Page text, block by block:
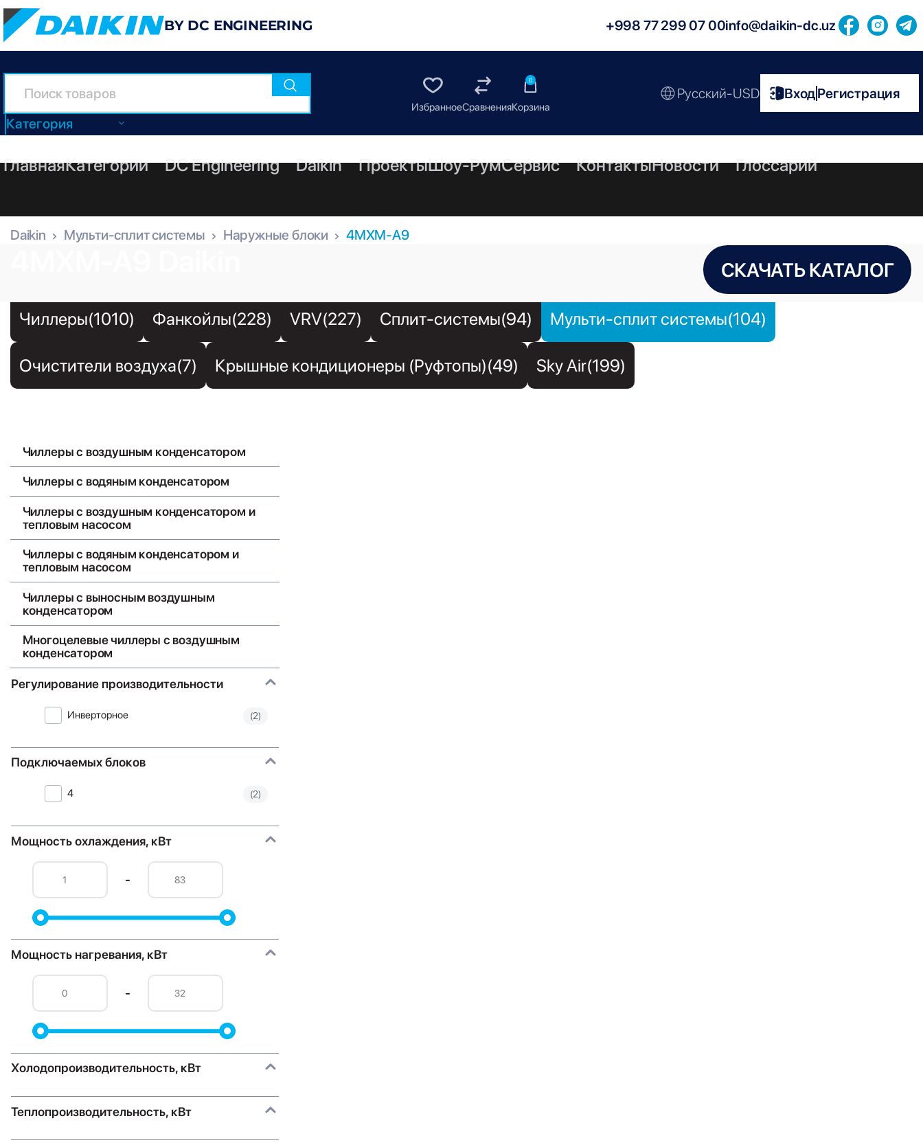
BY DC ENGINEERING +998 77 299 07 00info@daikin-dc.uz
Категория
0
Русский-USD ВходРегистрация
ГлавнаяКатегории DC Engineering Daikin ПроектыШоу-РумСервис КонтактыНовости Глоссарий
Daikin Мульти-сплит системы Наружные блоки 4MXM-A9
СКАЧАТЬ КАТАЛОГ
Чиллеры(1010) Фанкойлы(228) VRV(227) Сплит-системы(94) Мульти-сплит системы(104)
Очистители воздуха(7) Крышные кондиционеры (Руфтопы)(49) Sky Air(199)
Чиллеры с воздушным конденсатором
Чиллеры с водяным конденсатором
Чиллеры с воздушным конденсатором и
тепловым насосом
Чиллеры с водяным конденсатором и
тепловым насосом
Чиллеры с выносным воздушным
конденсатором
Многоцелевые чиллеры с воздушным
конденсатором
Регулирование производительности
Инверторное (2)
Подключаемых блоков
4 (2)
Мощность охлаждения, кВт
-
Мощность нагревания, кВт
-
Холодопроизводительность, кВт
Теплопроизводительность, кВт